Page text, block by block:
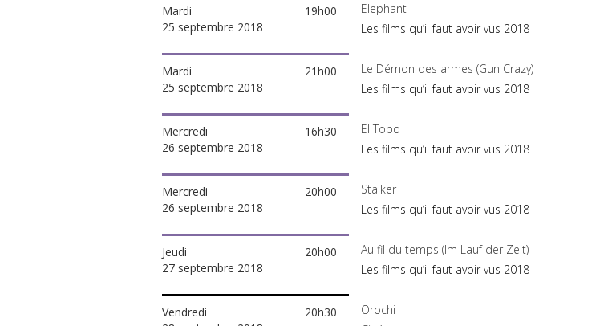
19h00
Mardi
25 septembre 2018
Elephant
Les films qu’il faut avoir vus 2018
21h00
Mardi
25 septembre 2018
Le Démon des armes (Gun Crazy)
Les films qu’il faut avoir vus 2018
16h30
Mercredi
26 septembre 2018
El Topo
Les films qu’il faut avoir vus 2018
20h00
Mercredi
26 septembre 2018
Stalker
Les films qu’il faut avoir vus 2018
20h00
Jeudi
27 septembre 2018
Au fil du temps (Im Lauf der Zeit)
Les films qu’il faut avoir vus 2018
20h30
Vendredi
Orochi